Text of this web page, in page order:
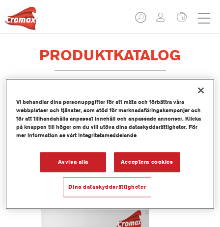
PRODUKTKATALOG
EV370 Imron® Fleet Line Industry
One Step Binder
Artikelnummer EV370 3.50 LI
Mer information
Vi behandlar dina personuppgifter för att mäta och förbättra våra
webbplatser och tjänster, som stöd för marknadsföringskampanjer och
för att tillhandahålla anpassat innehåll och anpassade annonser. Klicka
på knappen till höger om du vill utöva dina dataskyddsrättigheter. För
mer information se vårt integritetsmeddelande
Avvisa alla Acceptera cookies
Dina dataskyddsrättigheter